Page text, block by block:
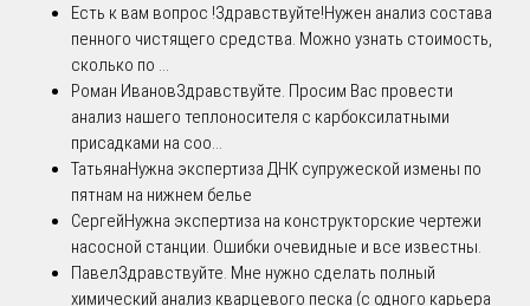
Есть к вам вопрос !Здравствуйте!Нужен анализ состава
пенного чистящего средства. Можно узнать стоимость,
сколько по ...
Роман ИвановЗдравствуйте. Просим Вас провести
анализ нашего теплоносителя с карбоксилатными
присадками на соо...
ТатьянаНужна экспертиза ДНК супружеской измены по
пятнам на нижнем белье
СергейНужна экспертиза на конструкторские чертежи
насосной станции. Ошибки очевидные и все известны.
ПавелЗдравствуйте. Мне нужно сделать полный
химический анализ кварцевого песка (с одного карьера